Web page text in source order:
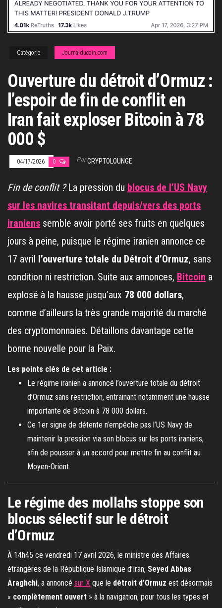
Catégorie Journalducoin.com
Ouverture du détroit d’Ormuz :
l’espoir de fin de conflit en
Iran fait exploser Bitcoin à 78
000 $
04/17/2026 0 ParCRYPTOLOUNGE
Fin de conflit ?La pression du blocus de l’US Navy
sur les navires transitant depuis/vers des ports
iraniens semble avoir porté ses fruits en quelques
jours à peine, puisque le régime iranien annonce ce
17 avril l’ouverture totale du Détroit d’Ormuz, sans
condition ni restriction. Suite aux annonces, Bitcoin a
explosé à la hausse jusqu’aux 78 000 dollars,
comme d’ailleurs la très grande majorité du marché
des cryptomonnaies. Détaillons davantage cette
bonne nouvelle pour la Paix.
Les points clés de cet article :
Le régime iranien a annoncé l’ouverture totale du détroit
d’Ormuz sans restriction, entrainant notamment une hausse
importante de Bitcoin à 78 000 dollars.
Ce 1er signe de détente n’empêche pas l’US Navy de
maintenir la pression via son blocus sur les ports iraniens,
afin de pousser à un accord pour mettre fin au conflit au
Moyen-Orient.
Le régime des mollahs stoppe son
blocus sélectif sur le détroit
d’Ormuz
À 14h45 ce vendredi 17 avril 2026, le ministre des Affaires
étrangères de la République Islamique d’Iran, Seyed Abbas
Araghchi, a annoncé sur X que le détroit d’Ormuz est désormais
« complètement ouvert » à la navigation, pour tous les types et